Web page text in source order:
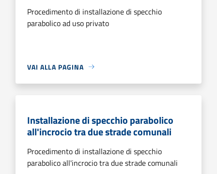
Procedimento di installazione di specchio
parabolico ad uso privato
VAI ALLA PAGINA
Installazione di specchio parabolico
all'incrocio tra due strade comunali
Procedimento di installazione di specchio
parabolico all'incrocio tra due strade comunali